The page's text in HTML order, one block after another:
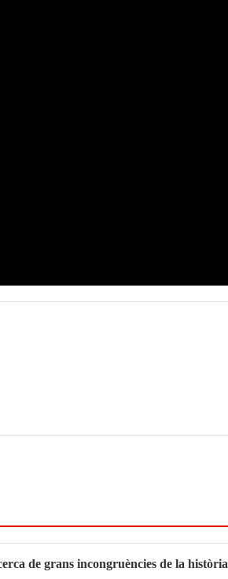
de grans incongruències de la història